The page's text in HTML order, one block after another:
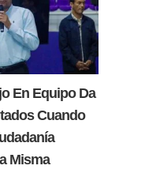
En Equipo Da
Cuando
Misma